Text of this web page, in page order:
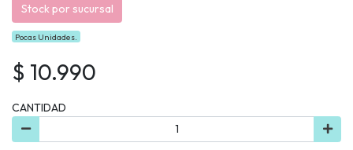
Stock por sucursal
Pocas Unidades.
$ 10.990
CANTIDAD